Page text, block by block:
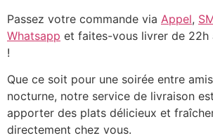
Passez votre commande via Appel,
Whatsapp et faites-vous livrer de 22h
!
Que ce soit pour une soirée entre
nocturne, notre service de livraison
apporter des plats délicieux et
directement chez vous.